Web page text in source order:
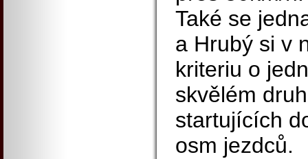
Také se
a Hrubý si v
kriteriu o
skvělém
startujících
osm jezdců.